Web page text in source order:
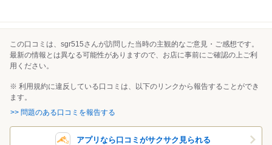
この口コミは、sgr515さんが訪問した当時の主観的なご意見・ご感想です。
最新の情報とは異なる可能性がありますので、お店に事前にご確認の上ご利
用ください。
※ 利用規約に違反している口コミは、以下のリンクから報告することができ
ます。
>> 問題のある口コミを報告する
アプリなら口コミがサクサク見られる